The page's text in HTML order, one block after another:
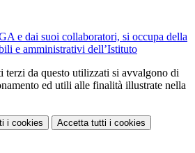
e dai suoi collaboratori, si occupa della
e amministrativi dell’Istituto
terzi da questo utilizzati si avvalgono di
ed utili alle finalità illustrate nella
i cookies Accetta tutti i cookies